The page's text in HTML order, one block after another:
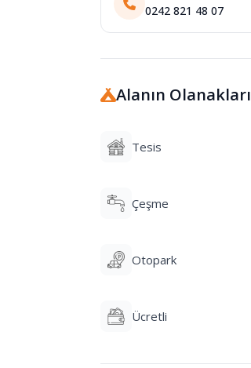
0242 821 48 07
Alanın Olanakları
Tesis
Çeşme
Otopark
Ücretli